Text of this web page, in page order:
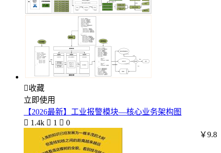
收藏
立即使用
【2026最新】工业报警模块—核心业务架构图
 1.4k  1  0
￥9.8